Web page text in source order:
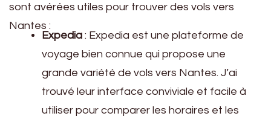
sont avérées utiles pour trouver des vols vers
Nantes :
Expedia : Expedia est une plateforme de
voyage bien connue qui propose une
grande variété de vols vers Nantes. J’ai
trouvé leur interface conviviale et facile à
utiliser pour comparer les horaires et les